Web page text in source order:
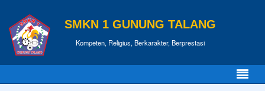
SMKN 1 GUNUNG TALANG
Kompeten, Religius, Berkarakter, Berprestasi